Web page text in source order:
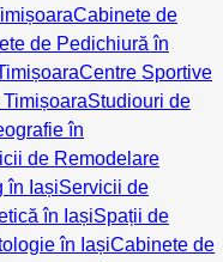
Cabinete de
de Pedichiură în
Centre Sportive
Studiouri de
în
de Remodelare
în IașiServicii de
în IașiSpații de
în IașiCabinete de